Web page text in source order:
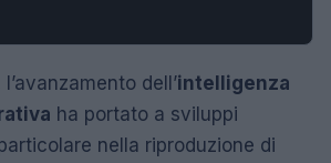
dell’intelligenza
ha portato a sviluppi
nella riproduzione di